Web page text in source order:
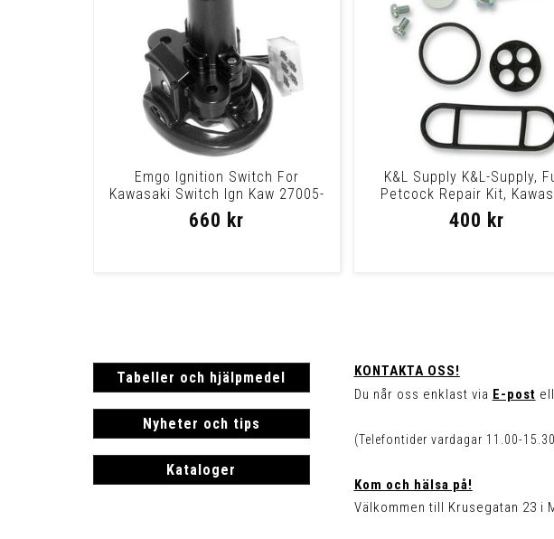
Emgo Ignition Switch For
Kawasaki Switch Ign Kaw 27005-
1180
660 kr
K&L Supply K&L-Supply,
Petcock Repair Kit,
Repair Kit Pe
400 kr
Tabeller och hjälpmedel
Nyheter och tips
Kataloger
KONTAKTA OSS!
Du når oss enklast via E-post
(Telefontider vardagar 11.00-
Kom och hälsa på!
Välkommen till Krusegatan 23 i